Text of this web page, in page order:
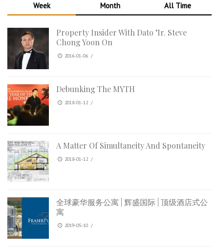
Week Month All Time
Property Insider With Dato ’Ir. Steve
Chong Yoon On
2016-01-06 /
Debunking The MYTH
2018-01-12 /
A Matter Of Simultaneity And Spontaneity
2018-01-12 /
全球豪华服务公寓 | 辉盛国际 | 顶级酒店式公
寓
2019-05-10 /